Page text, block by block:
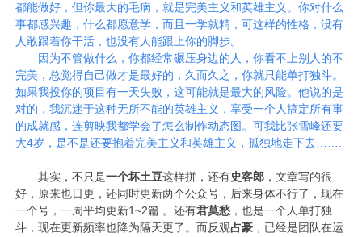
都能做好，但你最大的毛病，就是完美主义和英雄主义。你对什么
事都感兴趣，什么都愿意学，而且一学就精，可这样的性格，没有
人敢跟着你干活，也没有人能跟上你的脚步。
因为不管做什么，你都经常碾压身边的人，你看不上别人的不
完美，总觉得自己做才是最好的，久而久之，你就只能单打独斗。
如果我投你的项目有一天失败，这可能就是最大的风险。他说的是
对的，我沉迷于这种无所不能的英雄主义，享受一个人搞定所有事
的成就感，连剪映我都学会了怎么制作动态图。可我比张雪峰还要
大4岁，是不是还要抱着完美主义和英雄主义，孤独地走下去…….
其实，不只是一个坏土豆这样拼，还有史客郎 ，文章写的很
好，原来也日更，还同时更新两个公众号，后来身体不行了，现在
一个号，一周平均更新1~2篇 。还有君莫愁 ，也是一个人单打独
斗，现在更新频率也降为隔天更了。而反观占豪 ，已经是团队在运